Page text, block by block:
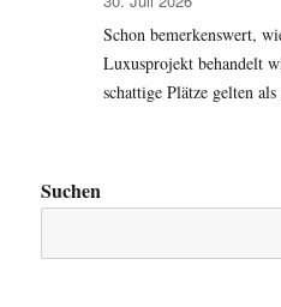
Schon bemerkenswert,
Luxusprojekt behandelt
schattige Plätze gelten
Suchen